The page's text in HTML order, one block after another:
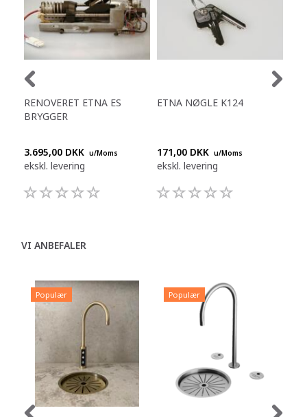
RENOVERET ETNA ES
BRYGGER
3.695,00 DKK u/Moms
ekskl. levering
ETNA NØGLE K124
171,00 DKK u/Moms
ekskl. levering
VI ANBEFALER
Populær Populær